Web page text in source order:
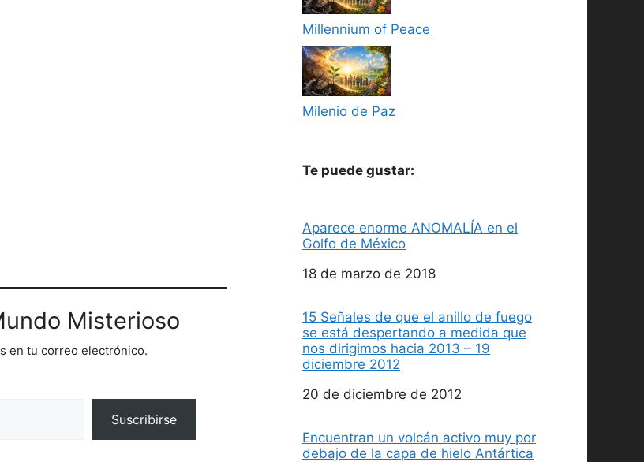
Misterioso
en tu correo electrónico.
Suscribirse
Millennium of Peace
Milenio de Paz
Te puede gustar:
Aparece enorme ANOMALÍA en el
Golfo de México
Fecha
18 de marzo de 2018
15 Señales de que el anillo de fuego
se está despertando a medida que
nos dirigimos hacia 2013 – 19
diciembre 2012
Fecha
20 de diciembre de 2012
Encuentran un volcán activo muy por
debajo de la capa de hielo Antártica